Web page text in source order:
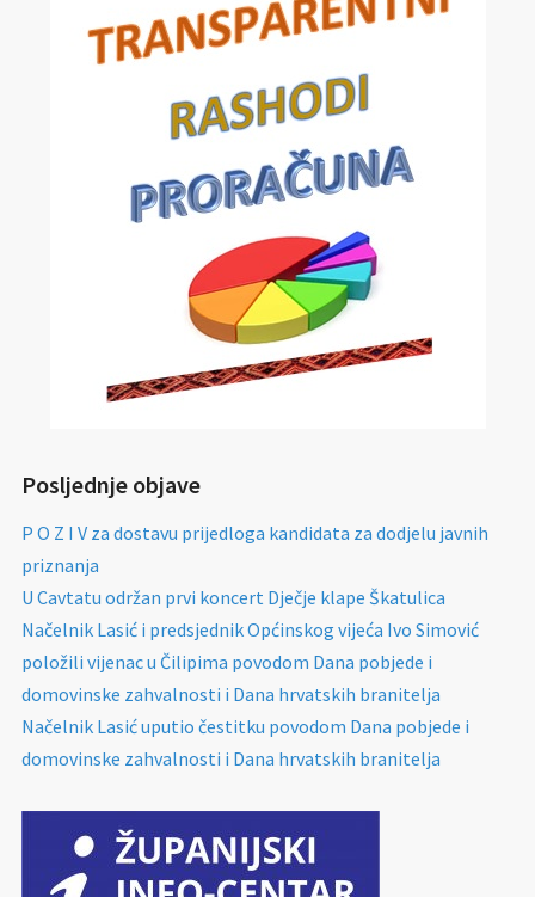
Posljednje objave
P O Z I V za dostavu prijedloga kandidata za dodjelu javnih
priznanja
U Cavtatu održan prvi koncert Dječje klape Škatulica
Načelnik Lasić i predsjednik Općinskog vijeća Ivo Simović
položili vijenac u Čilipima povodom Dana pobjede i
domovinske zahvalnosti i Dana hrvatskih branitelja
Načelnik Lasić uputio čestitku povodom Dana pobjede i
domovinske zahvalnosti i Dana hrvatskih branitelja